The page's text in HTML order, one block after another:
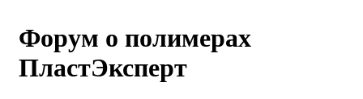
Форум о полимерах
ПластЭксперт